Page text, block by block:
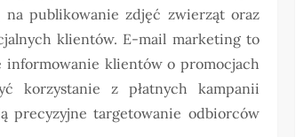
na publikowanie zdjęć zwierząt oraz
klientów. E-mail marketing to
informowanie klientów o promocjach
korzystanie z płatnych kampanii
precyzyjne targetowanie odbiorców